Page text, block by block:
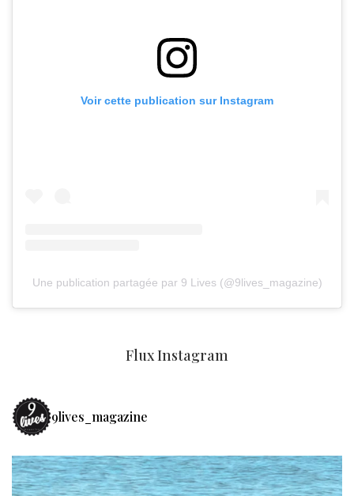
Voir cette publication sur Instagram
Une publication partagée par 9 Lives (@9lives_magazine)
Flux Instagram
9lives_magazine